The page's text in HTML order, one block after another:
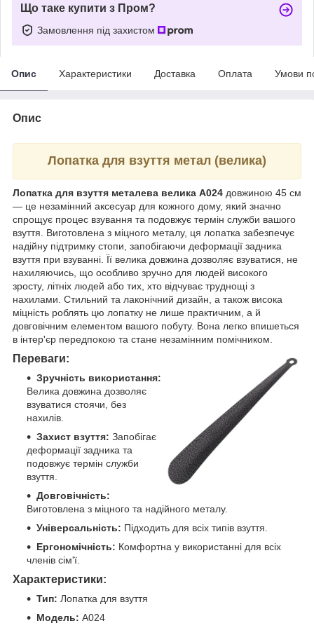
Що таке купити з Пром?
Замовлення під захистом
Опис Характеристики Доставка Оплата Умови
Опис
Лопатка для взуття метал (велика)
Лопатка для взуття металева велика А024 довжиною 45 см
— це незамінний аксесуар для кожного дому, який значно
спрощує процес взування та подовжує термін служби вашого
взуття. Виготовлена з міцного металу, ця лопатка забезпечує
надійну підтримку стопи, запобігаючи деформації задника
взуття при взуванні. Її велика довжина дозволяє взуватися, не
нахиляючись, що особливо зручно для людей високого
зросту, літніх людей або тих, хто відчуває труднощі з
нахилами. Стильний та лаконічний дизайн, а також висока
міцність роблять цю лопатку не лише практичним, а й
довговічним елементом вашого побуту. Вона легко впишеться
в інтер'єр передпокою та стане незамінним помічником.
Переваги:
Зручність використання:
Велика довжина дозволяє
взуватися стоячи, без
нахилів.
Захист взуття: Запобігає
деформації задника та
подовжує термін служби
взуття.
Довговічність:
Виготовлена з міцного та надійного металу.
Універсальність: Підходить для всіх типів взуття.
Ергономічність: Комфортна у використанні для всіх
членів сім'ї.
Характеристики:
Тип: Лопатка для взуття
Модель: А024